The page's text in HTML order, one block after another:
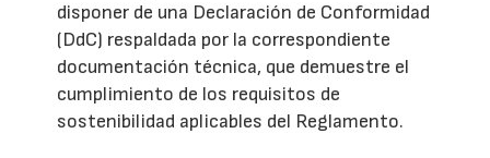
disponer de una Declaración de Conformidad
(DdC) respaldada por la correspondiente
documentación técnica, que demuestre el
cumplimiento de los requisitos de
sostenibilidad aplicables del Reglamento.